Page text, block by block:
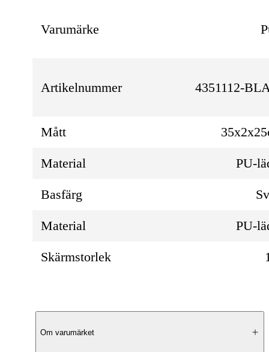
Varumärke
Artikelnummer 4351112-
Mått
Material PU-
Basfärg
Material PU-
Skärmstorlek
Produktbeskrivning
Om varumärket